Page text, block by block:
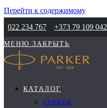
Перейти к содержимому
022 234 767
+373 79 109 042
МЕНЮ ЗАКРЫТЬ
КАТАЛОГ
PARKER